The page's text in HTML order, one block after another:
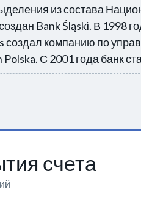
из состава
Bank Śląski. В 1998
создал компанию по
С 2001 года банк
счета